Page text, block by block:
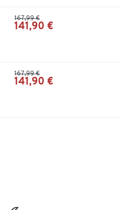
167,99 €
141,90 €
167,99 €
141,90 €